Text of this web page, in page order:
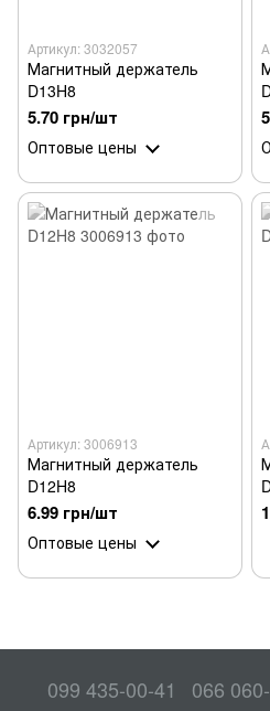
Артикул: 3032057
Магнитный держатель
D13H8
5.70 грн/шт
Оптовые цены
Артикул: 3006913
Магнитный держатель
D12H8
6.99 грн/шт
Оптовые цены
099 435-00-41 066